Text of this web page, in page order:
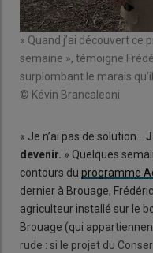
« Quand j’ai découvert ce
semaine », témoigne
surplombant le marais
© Kévin Brancaleoni
« Je n’ai pas de solution…
devenir. » Quelques
contours du programme
dernier à Brouage,
agriculteur installé sur le
Brouage (qui
rude : si le projet du